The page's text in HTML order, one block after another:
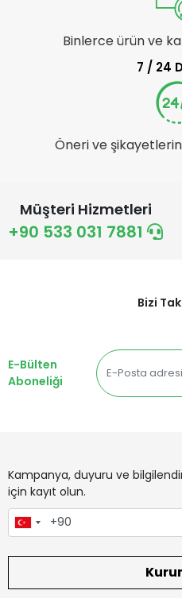
Binlerce ürün ve
7 / 24
Öneri ve
Müşteri Hizmetleri
+90 533 031 7881
Bizi
E-Bülten
Aboneliği
Kampanya, duyuru ve
için kayıt olun.